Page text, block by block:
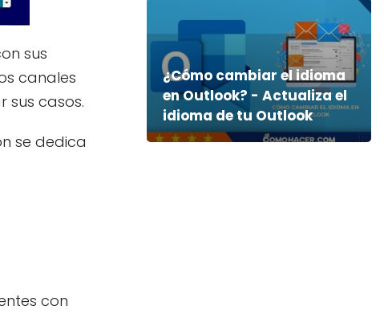
sus
canales
sus casos.
se dedica
con
¿Cómo cambiar el idioma
en Outlook? - Actualiza el
idioma de tu Outlook